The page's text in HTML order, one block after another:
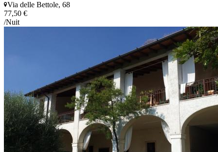
Via delle Bettole, 68
77,50 €
/Nuit